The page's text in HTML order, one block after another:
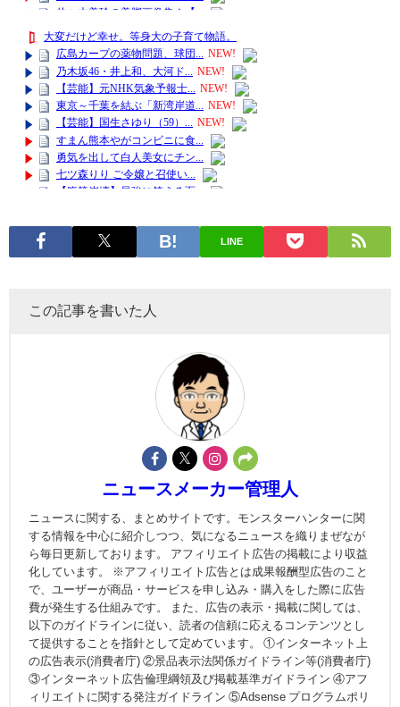
LINE
この記事を書いた人
ニュースメーカー管理人
ニュースに関する、まとめサイトです。モンスターハンターに関
する情報を中心に紹介しつつ、気になるニュースを織りまぜなが
ら毎日更新しております。 アフィリエイト広告の掲載により収益
化しています。 ※アフィリエイト広告とは成果報酬型広告のこと
で、ユーザーが商品・サービスを申し込み・購入をした際に広告
費が発生する仕組みです。 また、広告の表示・掲載に関しては、
以下のガイドラインに従い、読者の信頼に応えるコンテンツとし
て提供することを指針として定めています。 ①インターネット上
の広告表示(消費者庁) ②景品表示法関係ガイドライン等(消費者庁)
③インターネット広告倫理綱領及び掲載基準ガイドライン ④アフ
ィリエイトに関する発注ガイドライン ⑤Adsense プログラムポリ